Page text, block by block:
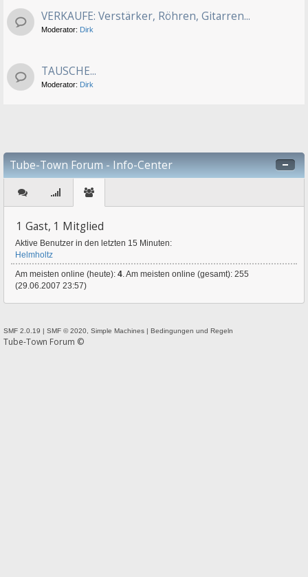
VERKAUFE: Verstärker, Röhren, Gitarren...
Moderator: Dirk
TAUSCHE...
Moderator: Dirk
Tube-Town Forum - Info-Center
1 Gast, 1 Mitglied
Aktive Benutzer in den letzten 15 Minuten:
Helmholtz
Am meisten online (heute): 4. Am meisten online (gesamt): 255
(29.06.2007 23:57)
SMF 2.0.19 | SMF © 2020 Simple Machines | Bedingungen und Regeln
Tube-Town Forum ©